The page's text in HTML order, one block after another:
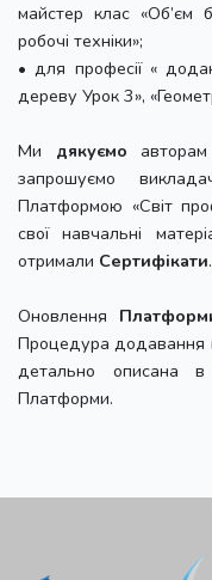
майстер клас «Об’єм
робочі техніки»;
• для професії «
дереву Урок 3»,
Ми дякуємо
запрошуємо
Платформою «Світ
свої навчальні
отримали Сертифікати.
Оновлення
Процедура додавання
детально описана в
Платформи.